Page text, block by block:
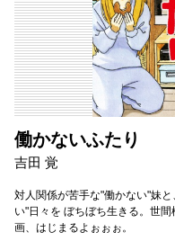
働かないふたり
吉田 覚
対人関係が苦手な"働かない"妹
い"日々を ぼちぼち生きる。世
画、はじまるよぉぉぉ。